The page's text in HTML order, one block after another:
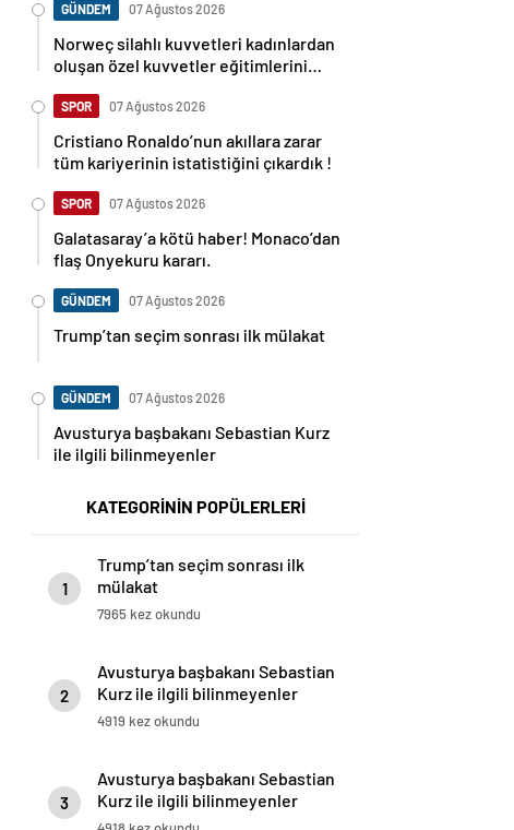
GÜNDEM 07 Ağustos 2026
Norweç silahlı kuvvetleri kadınlardan
oluşan özel kuvvetler eğitimlerini
SPOR 07 Ağustos 2026
Cristiano Ronaldo’nun akıllara zarar
tüm kariyerinin istatistiğini çıkardık !
SPOR 07 Ağustos 2026
Galatasaray’a kötü haber! Monaco’dan
flaş Onyekuru kararı.
GÜNDEM 07 Ağustos 2026
Trump’tan seçim sonrası ilk mülakat
GÜNDEM 07 Ağustos 2026
Avusturya başbakanı Sebastian Kurz
ile ilgili bilinmeyenler
KATEGORİNİN POPÜLERLERİ
1
Trump’tan seçim sonrası ilk
mülakat
7965 kez okundu
2
Avusturya başbakanı Sebastian
Kurz ile ilgili bilinmeyenler
4919 kez okundu
3
Avusturya başbakanı Sebastian
Kurz ile ilgili bilinmeyenler